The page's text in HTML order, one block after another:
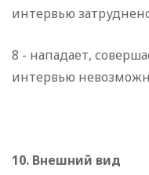
интервью
8 - нападает,
интервью
10. Внешний вид